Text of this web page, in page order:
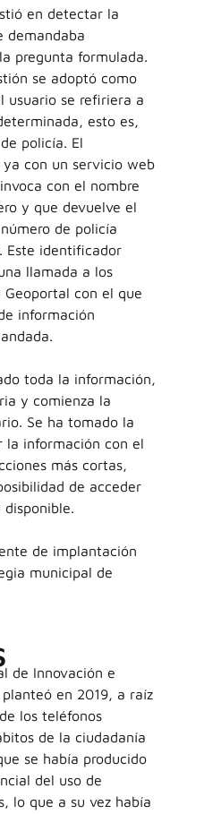
en detectar la
demandaba
pregunta formulada.
se adoptó como
usuario se refiriera a
esto es,
policía. El
con un servicio web
con el nombre
y que devuelve el
de policía
Este identificador
llamada a los
Geoportal con el que
información
toda la información,
y comienza la
Se ha tomado la
la información con el
más cortas,
de acceder
de implantación
municipal de
de Innovación e
en 2019, a raíz
los teléfonos
de la ciudadanía
se había producido
del uso de
lo que a su vez había